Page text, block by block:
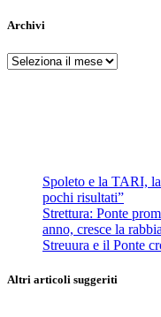
Archivi
Archivi
Spoleto e la TARI,
pochi risultati”
Strettura: Ponte
anno, cresce la
Streuura e il Ponte
Altri articoli suggeriti